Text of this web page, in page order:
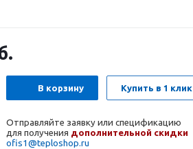
В корзину Купить в 1 клик
Отправляйте заявку или спецификацию
для получения дополнительной скидки
ofis1@teploshop.ru